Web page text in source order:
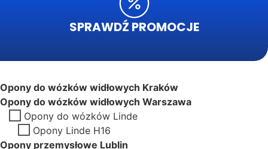
SPRAWDŹ PROMOCJE
Opony do wózków widłowych Kraków
Opony do wózków widłowych Warszawa
Opony do wózków Linde
Opony Linde H16
Opony przemysłowe Lublin